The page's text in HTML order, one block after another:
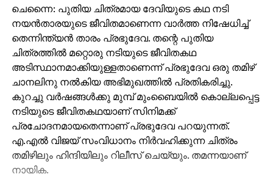
ചെന്നൈ: പുതിയ ചിത്രമായ ദേവിയുടെ കഥ നടി
നയന്‍താരയുടെ ജീവിതമാണെന്ന വാര്‍ത്ത നിഷേധിച്ച്
തെന്നിന്ത്യന്‍ താരം പ്രഭുദേവ. തന്റെ പുതിയ
ചിത്രത്തില്‍ മറ്റൊരു നടിയുടെ ജീവിതകഥ
അടിസ്ഥാനമാക്കിയുള്ളതാണെന്ന് പ്രഭുദേവ ഒരു തമിഴ്
ചാനലിനു നല്‍കിയ അഭിമുഖത്തില്‍ പ്രതികരിച്ചു.
കുറച്ചു വര്‍ഷങ്ങള്‍ക്കു മുമ്പ് മുംബൈയില്‍ കൊല്ലപ്പെട്ട
നടിയുടെ ജീവിതകഥയാണ് സിനിമക്ക്
പ്രചോദനമായതെന്നാണ് പ്രഭുദേവ പറയുന്നത്.
എ.എല്‍ വിജയ് സംവിധാനം നിര്‍വഹിക്കുന്ന ചിത്രം
തമിഴിലും ഹിന്ദിയിലും റിലീസ് ചെയ്യും. തമന്നയാണ്
നായിക.